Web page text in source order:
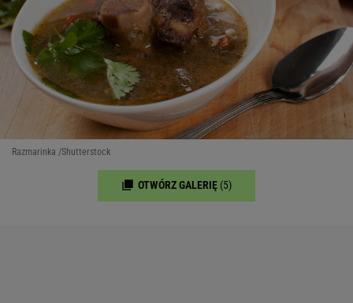
Razmarinka /Shutterstock
OTWÓRZ GALERIĘ (5)